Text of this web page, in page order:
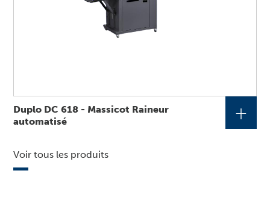
Duplo DC 618 - Massicot Raineur
automatisé
+
Voir tous les produits